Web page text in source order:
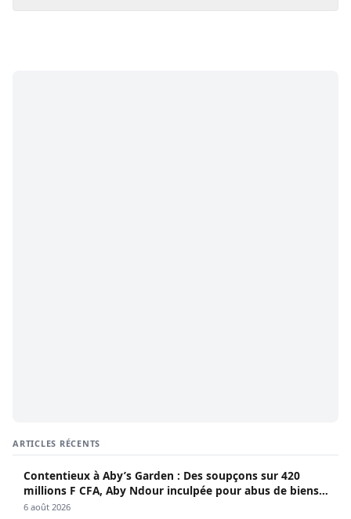
ARTICLES RÉCENTS
Contentieux à Aby’s Garden : Des soupçons sur 420
millions F CFA, Aby Ndour inculpée pour abus de biens
sociaux
6 août 2026